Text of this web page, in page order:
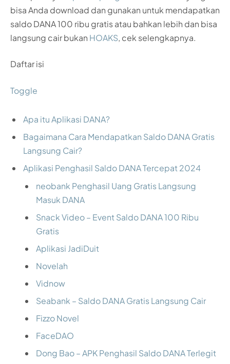
bisa Anda download dan gunakan untuk mendapatkan
saldo DANA 100 ribu gratis atau bahkan lebih dan bisa
langsung cair bukan HOAKS, cek selengkapnya.
Daftar isi
Toggle
Apa itu Aplikasi DANA?
Bagaimana Cara Mendapatkan Saldo DANA Gratis
Langsung Cair?
Aplikasi Penghasil Saldo DANA Tercepat 2024
neobank Penghasil Uang Gratis Langsung
Masuk DANA
Snack Video – Event Saldo DANA 100 Ribu
Gratis
Aplikasi JadiDuit
Novelah
Vidnow
Seabank – Saldo DANA Gratis Langsung Cair
Fizzo Novel
FaceDAO
Dong Bao – APK Penghasil Saldo DANA Terlegit